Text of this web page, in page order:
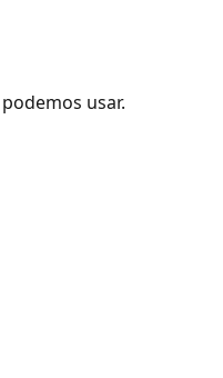
usar.